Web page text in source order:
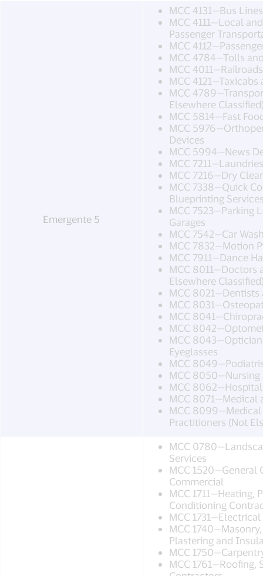
Emergente 5
MCC 4131—Bus Lines
MCC 4111—Local
Passenger
MCC
MCC 4784—Tolls
MCC 4011—Railroads
MCC
MCC
Elsewhere
MCC 5814—Fast
MCC
Devices
MCC 5994—News
MCC
MCC 7216—Dry
MCC 7338—Quick
Blueprinting
MCC 7523—Parking
Garages
MCC 7542—Car
MCC 7832—Motion
MCC 7911—Dance
MCC 8011—Doctors
Elsewhere
MCC
MCC
MCC
MCC
MCC
Eyeglasses
MCC
MCC 8050—Nursing
MCC
MCC 8071—Medical
MCC
Practitioners (Not
MCC
Services
MCC
Commercial
MCC 1711—Heating,
Conditioning
MCC
MCC
Plastering and
MCC
MCC 1761—Roofing,